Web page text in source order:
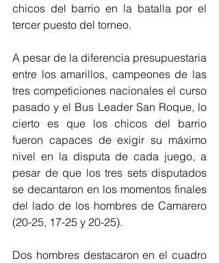
chicos del barrio en la batalla por el
tercer puesto del torneo.
A pesar de la diferencia presupuestaria
entre los amarillos, campeones de las
tres competiciones nacionales el curso
pasado y el Bus Leader San Roque, lo
cierto es que los chicos del barrio
fueron capaces de exigir su máximo
nivel en la disputa de cada juego, a
pesar de que los tres sets disputados
se decantaron en los momentos finales
del lado de los hombres de Camarero
(20-25, 17-25 y 20-25).
Dos hombres destacaron en el cuadro